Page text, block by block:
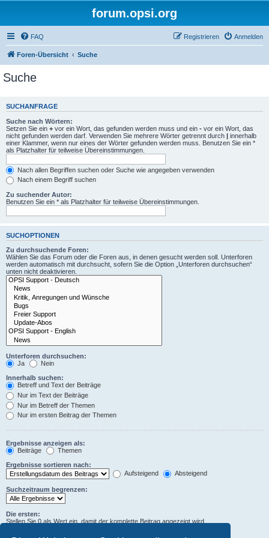
forum.opsi.org
FAQ Anmelden
Registrieren
Foren-Übersicht Suche
Suche
SUCHANFRAGE
Suche nach Wörtern:
Setzen Sie ein + vor ein Wort, das gefunden werden muss und ein - vor ein Wort, das
nicht gefunden werden darf. Verwenden Sie mehrere Wörter getrennt durch | innerhalb
einer Klammer, wenn nur eines der Wörter gefunden werden muss. Benutzen Sie ein *
als Platzhalter für teilweise Übereinstimmungen.
Nach allen Begriffen suchen oder Suche wie angegeben verwenden
Nach einem Begriff suchen
Zu suchender Autor:
Benutzen Sie ein * als Platzhalter für teilweise Übereinstimmungen.
SUCHOPTIONEN
Zu durchsuchende Foren:
Wählen Sie das Forum oder die Foren aus, in denen gesucht werden soll. Unterforen
werden automatisch mit durchsucht, sofern Sie die Option „Unterforen durchsuchen“
unten nicht deaktivieren.
Unterforen durchsuchen:
Ja
Nein
Innerhalb suchen:
Betreff und Text der Beiträge
Nur im Text der Beiträge
Nur im Betreff der Themen
Nur im ersten Beitrag der Themen
Ergebnisse anzeigen als:
Beiträge
Themen
Ergebnisse sortieren nach:
Aufsteigend
Absteigend
Suchzeitraum begrenzen:
Die ersten:
Stellen Sie 0 als Wert ein, damit der komplette Beitrag angezeigt wird.